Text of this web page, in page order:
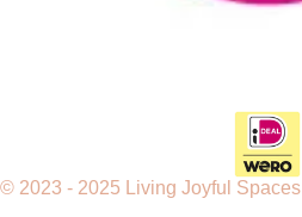
© 2023 - 2025 Living Joyful Spaces